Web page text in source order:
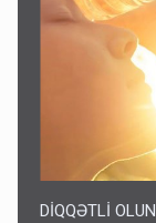
DİQQƏTLİ